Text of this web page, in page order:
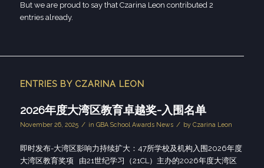
But we are proud to say that Czarina Leon contributed 2
entries already.
ENTRIES BY CZARINA LEON
2026年度大湾区教育卓越奖-入围名单
November 26, 2025 / in GBA School Awards News / by Czarina Leon
即时发布-大湾区影响力持续扩大：47所学校及机构入围2026年度
大湾区教育奖项 由21世纪学习（21CL）主办的2026年度大湾区